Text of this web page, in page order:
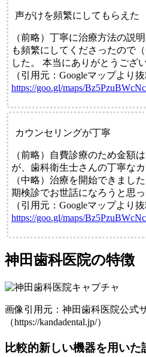
声がけを頻繁にしてもらえた
（前略）丁寧に治療方法の説
も頻繁にしてくださったので
した。 本当にありがとうござ
（引用元：Googleマップより
https://goo.gl/maps/
カウンセリングが丁寧
（前略）自費診療のため金額
が、歯科衛生士さんの丁寧な
（中略）治療を開始できまし
期検診でお世話になろうと思っ
（引用元：Googleマップより
https://goo.gl/maps/
神田歯科医院の特徴
画像引用元：神田歯科医院公式
（https://kandadental.jp/）
比較的新しい機器を用いた